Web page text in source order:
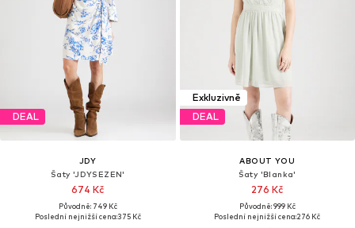
DEAL
JDY
Šaty 'JDYSEZEN'
674 Kč
Původně: 749 Kč
Poslední nejnižší cena:375 Kč
Exkluzivně
DEAL
ABOUT YOU
Šaty 'Blanka'
276 Kč
Původně: 999 Kč
Poslední nejnižší cena:276 Kč